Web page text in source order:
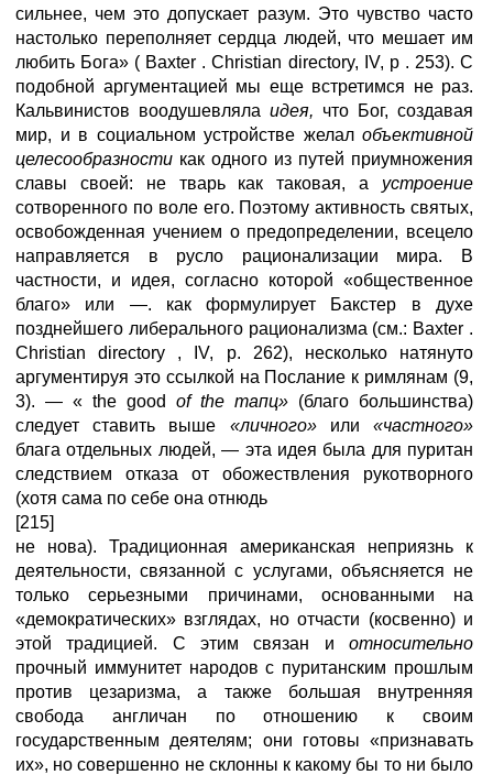
сильнее, чем это допускает разум. Это чувство часто
настолько переполняет сердца людей, что мешает им
любить Бога» ( Baxter . Christian directory, IV, р . 253). С
подобной аргументацией мы еще встретимся не раз.
Кальвинистов воодушевляла идея, что Бог, создавая
мир, и в социальном устройстве желал объективной
целесообразности как одного из путей приумножения
славы своей: не тварь как таковая, а устроение
сотворенного по воле его. Поэтому активность святых,
освобожденная учением о предопределении, всецело
направляется в русло рационализации мира. В
частности, и идея, согласно которой «общественное
благо» или —. как формулирует Бакстер в духе
позднейшего либерального рационализма (см.: Baxter .
Christian directory , IV, р. 262), несколько натянуто
аргументируя это ссылкой на Послание к римлянам (9,
3). — « the good of the тапц» (благо большинства)
следует ставить выше «личного» или«частного»
блага отдельных людей, — эта идея была для пуритан
следствием отказа от обожествления рукотворного
(хотя сама по себе она отнюдь
[215]
не нова). Традиционная американская неприязнь к
деятельности, связанной с услугами, объясняется не
только серьезными причинами, основанными на
«демократических» взглядах, но отчасти (косвенно) и
этой традицией. С этим связан и относительно
прочный иммунитет народов с пуританским прошлым
против цезаризма, а также большая внутренняя
свобода англичан по отношению к своим
государственным деятелям; они готовы «признавать
их», но совершенно не склонны к какому бы то ни было